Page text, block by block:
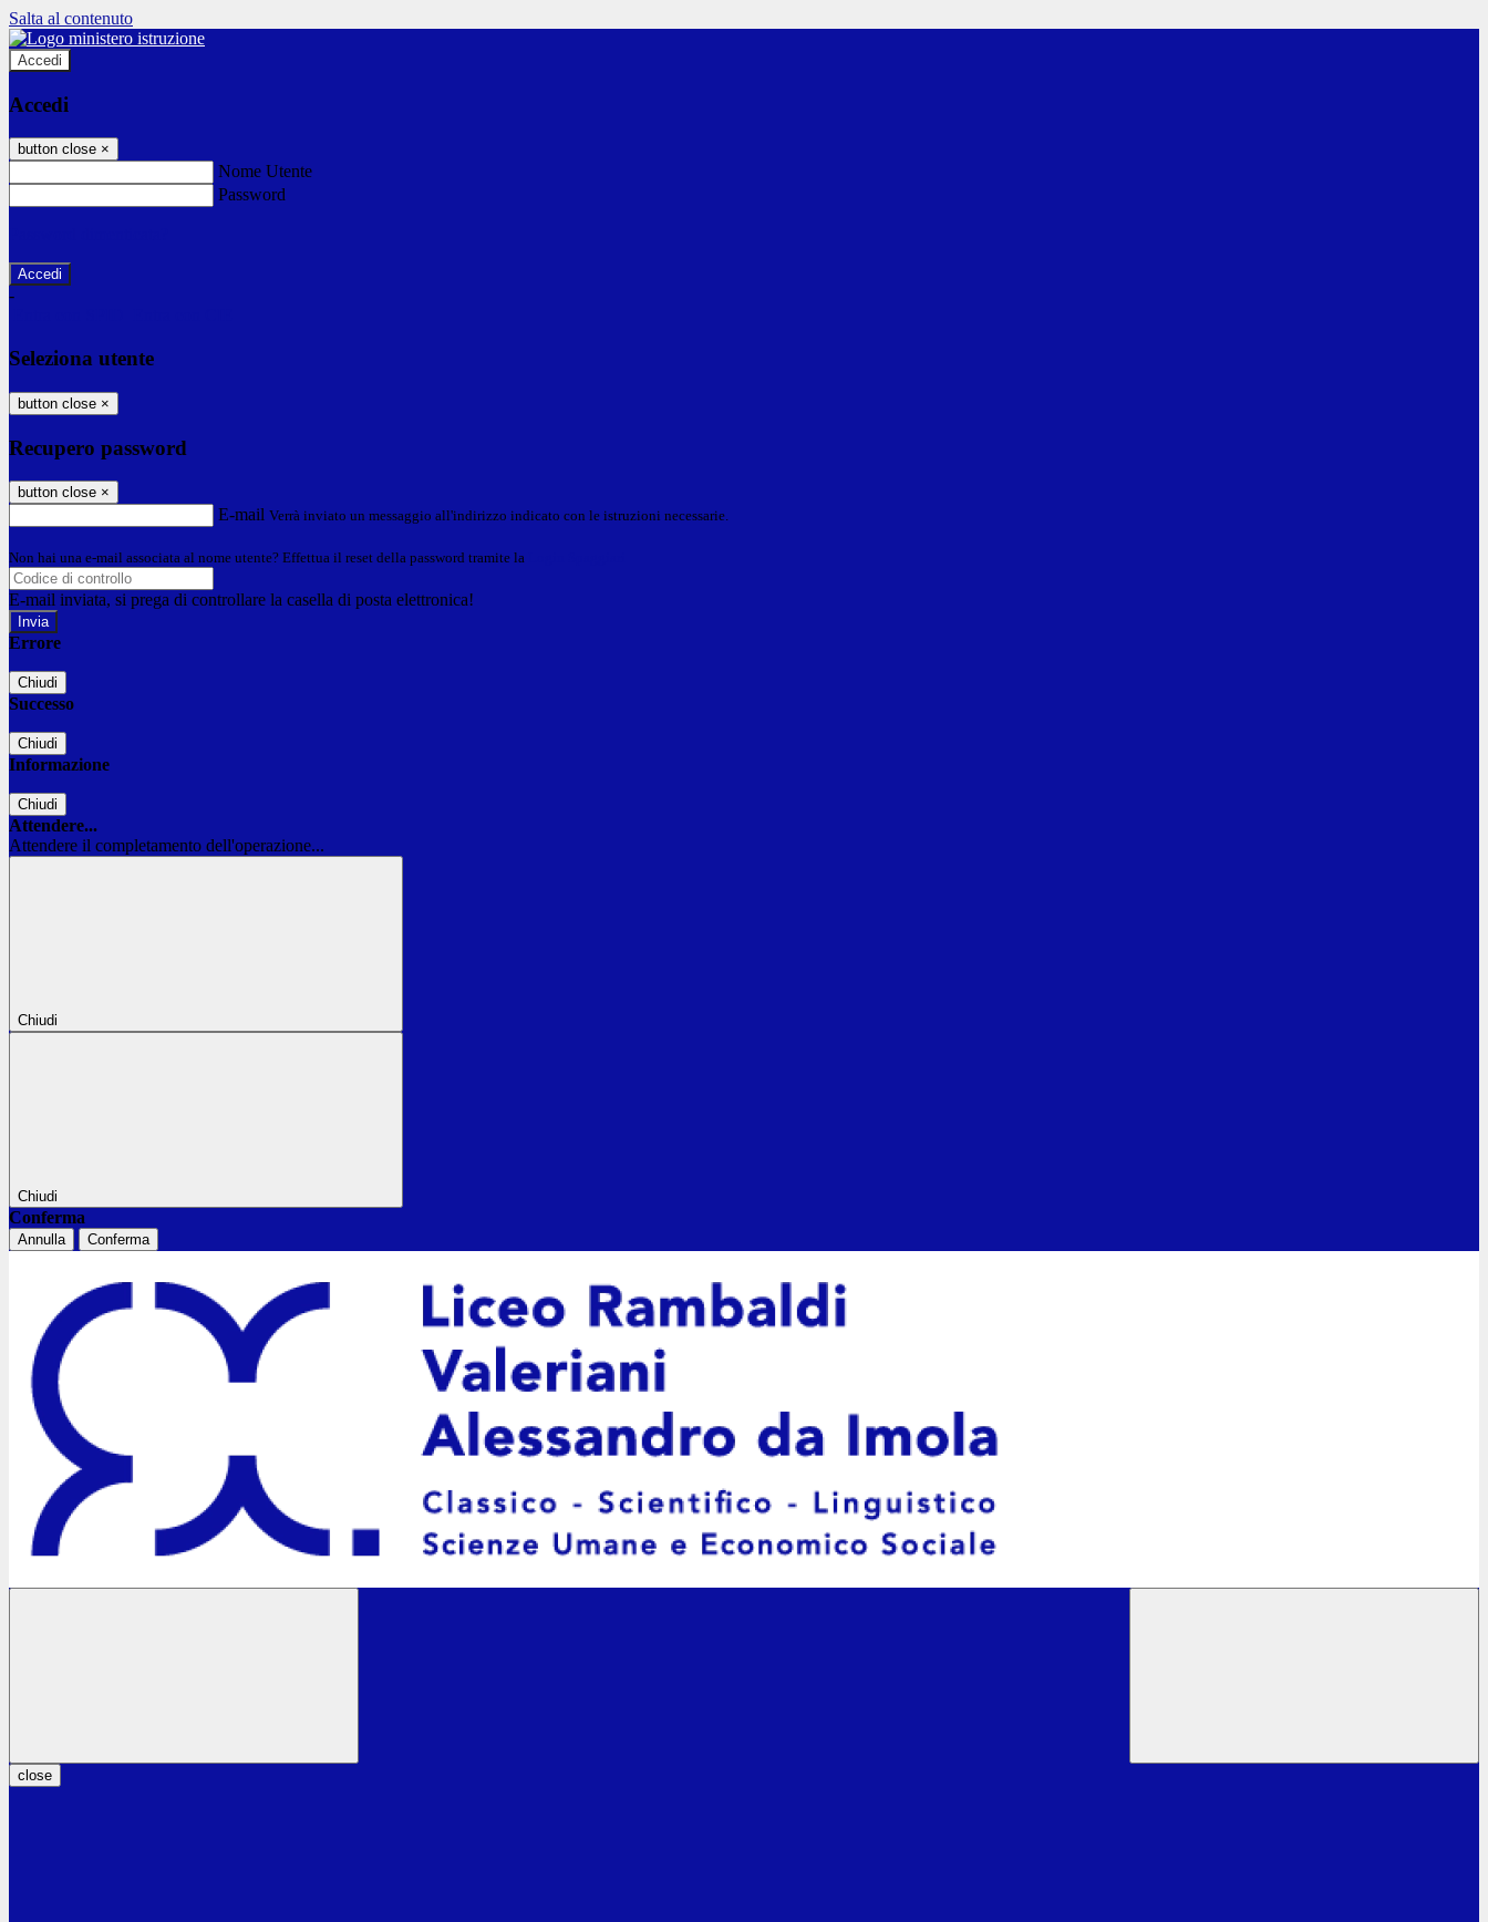
Salta al contenuto
Accedi
Accedi
button close ×
Nome Utente
Password
-
Seleziona utente
button close ×
Recupero password
button close ×
E-mail Verrà inviato un messaggio all'indirizzo indicato con le istruzioni necessarie.
Non hai una e-mail associata al nome utente? Effettua il reset della password tramite la
E-mail inviata, si prega di controllare la casella di posta elettronica!
Errore
Chiudi
Successo
Chiudi
Informazione
Chiudi
Attendere...
Attendere il completamento dell'operazione...
Chiudi
Chiudi
Conferma
Annulla Conferma
close